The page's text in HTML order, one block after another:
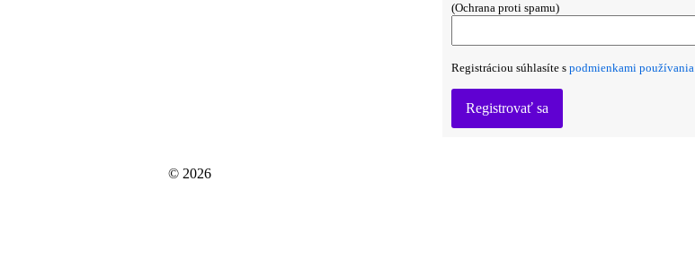
(Ochrana proti spamu)
Registráciou súhlasíte s podmienkami používania
Registrovať sa
© 2026